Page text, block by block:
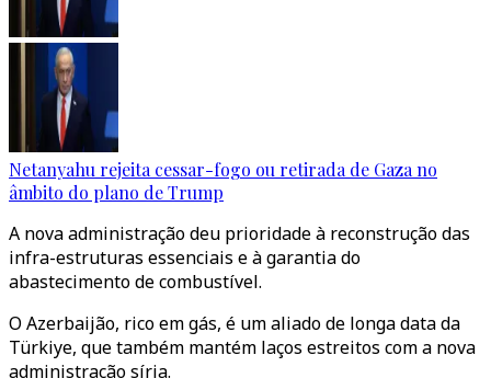
Netanyahu rejeita cessar-fogo ou retirada de Gaza no
âmbito do plano de Trump
A nova administração deu prioridade à reconstrução das
infra-estruturas essenciais e à garantia do
abastecimento de combustível.
O Azerbaijão, rico em gás, é um aliado de longa data da
Türkiye, que também mantém laços estreitos com a nova
administração síria.